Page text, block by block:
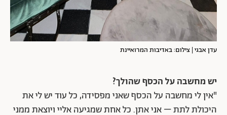
עדן אבגי | צילום: באדיבות המרואיינת
יש מחשבה על הכסף שהולך?
"אין לי מחשבה על הכסף שאני מפסידה, כל עוד יש לי את
היכולת לתת – אני אתן. כל אחת שמגיעה אליי ויוצאת ממני